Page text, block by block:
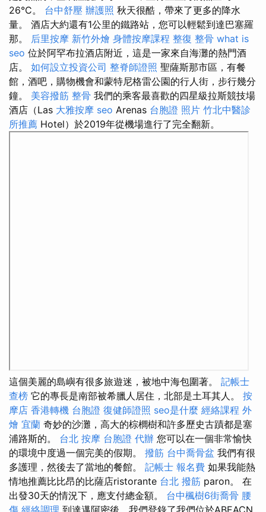
26°C。 台中舒壓 辦護照 秋天很酷，帶來了更多的降水
量。 酒店大約還有1公里的鐵路站，您可以輕鬆到達巴塞羅
那。 后里按摩 新竹外燴 身體按摩課程 整復 整骨 what is
seo 位於阿罕布拉酒店附近，這是一家來自海灘的熱門酒
店。 如何設立投資公司 整脊師證照 聖薩斯那市區，有餐
館，酒吧，購物機會和蒙特尼格雷公園的行人街，步行幾分
鐘。 美容撥筋 整骨 我們的乘客最喜歡的四星級拉斯競技場
酒店（Las 大雅按摩 seo Arenas 台胞證 照片 竹北中醫診
所推薦 Hotel）於2019年從機場進行了完全翻新。
這個美麗的島嶼有很多旅遊迷，被地中海包圍著。 記帳士
查榜 它的專長是南部被希臘人居住，北部是土耳其人。 按
摩店 香港轉機 台胞證 復健師證照 seo是什麼 經絡課程 外
燴 宜蘭 奇妙的沙灘，高大的棕櫚樹和許多歷史古蹟都是塞
浦路斯的。 台北 按摩 台胞證 代辦 您可以在一個非常愉快
的環境中度過一個完美的假期。 撥筋 台中喬骨盆 我們有很
多護理，然後去了當地的餐館。 記帳士 報名費 如果我能熱
情地推薦比比昂的比薩店ristorante 台北 撥筋 paron。 在
出發30天的情況下，應支付總金額。 台中楓樹6街喬骨 腰
傷 經絡調理 到達邁阿密後，我們登錄了我們位於ABEACN